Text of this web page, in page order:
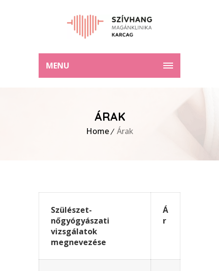
MENU
ÁRAK
Home Árak
Szülészet-
nőgyógyászati
vizsgálatok
megnevezése
Á
r